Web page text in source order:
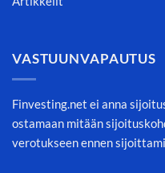
VASTUUNVAPAUTUS
Finvesting.net ei anna
ostamaan mitään
verotukseen ennen